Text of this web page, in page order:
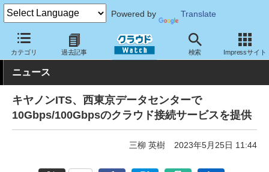
Powered by Translate
カテゴリ 過去記事 検索 Impressサイト
クラウド Watch ハード・インフラ データセンター
ニュース
キヤノンITS、西東京データセンターで
10Gbps/100Gbpsのクラウド接続サービスを提供
三柳 英樹 2023年5月25日 11:44